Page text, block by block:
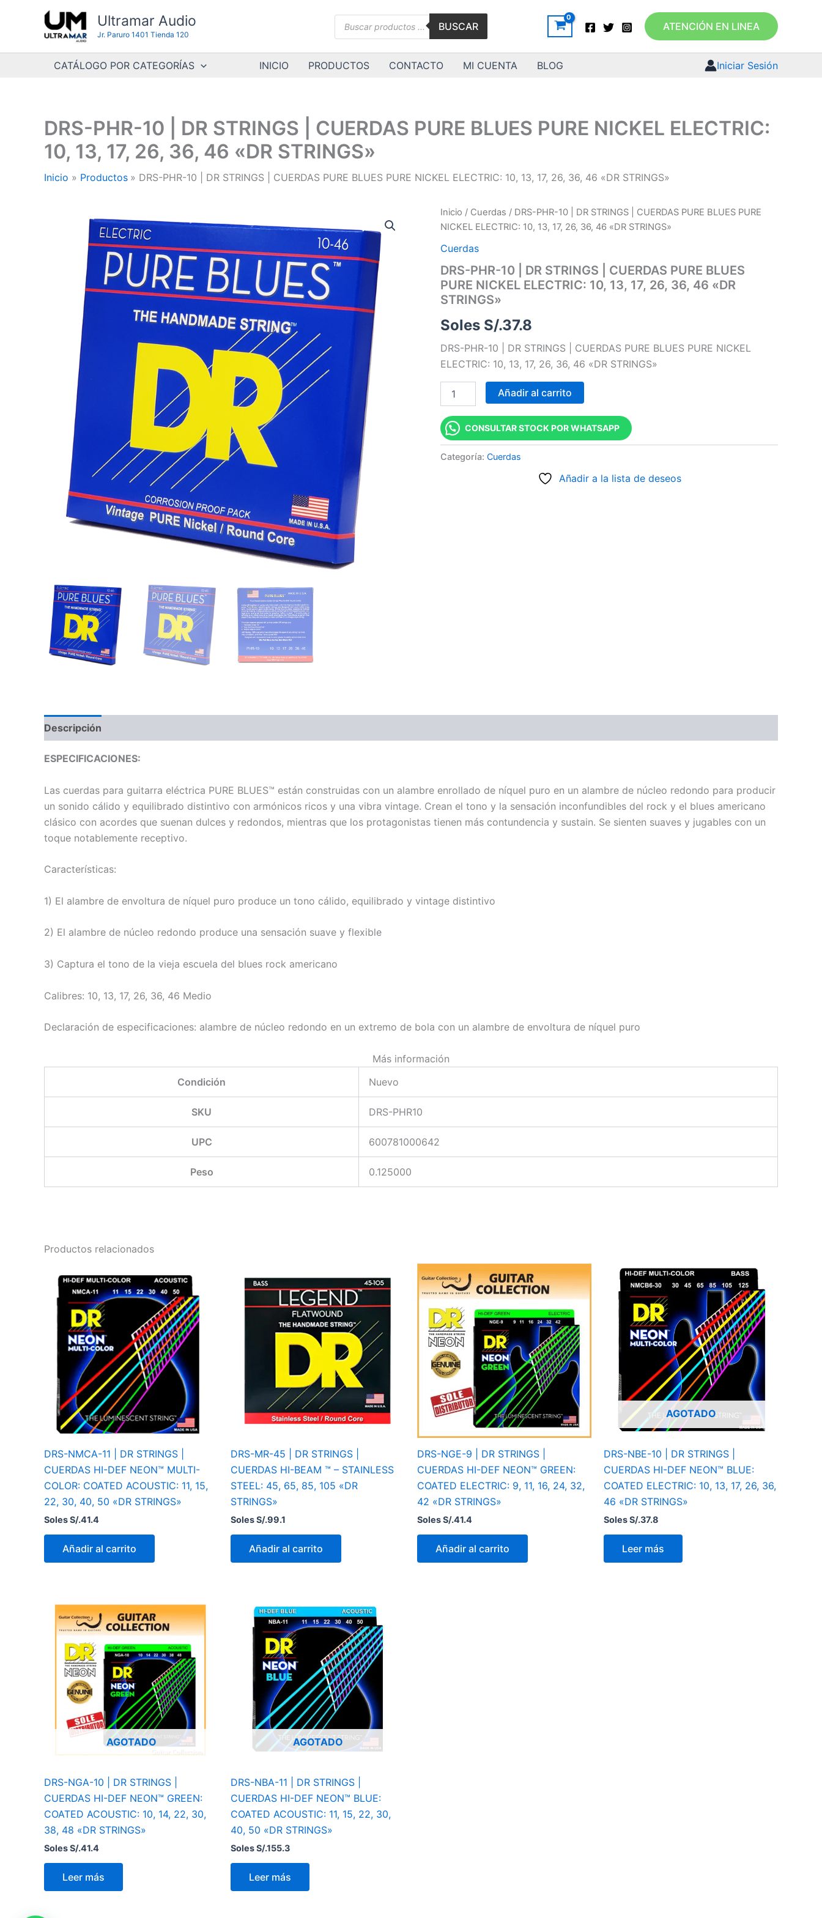
contenido
Ultramar Audio
Jr. Paruro 1401 Tienda 120
Búsqueda
BUSCAR ATENCIÓN EN LINEA
CATÁLOGO POR CATEGORÍAS INICIO PRODUCTOS CONTACTO MI CUENTA BLOG Iniciar Sesión
DRS-PHR-10 | DR STRINGS | CUERDAS PURE BLUES PURE NICKEL ELECTRIC:
10, 13, 17, 26, 36, 46 «DR STRINGS»
Inicio Productos DRS-PHR-10 | DR STRINGS | CUERDAS PURE BLUES PURE NICKEL ELECTRIC: 10, 13, 17, 26, 36, 46 «DR STRINGS»
Inicio / Cuerdas / DRS-PHR-10 | DR STRINGS | CUERDAS PURE BLUES PURE
NICKEL ELECTRIC: 10, 13, 17, 26, 36, 46 «DR STRINGS»
Cuerdas
DRS-PHR-10 | DR STRINGS | CUERDAS PURE BLUES
PURE NICKEL ELECTRIC: 10, 13, 17, 26, 36, 46 «DR
STRINGS»
Soles S/.37.8
DRS-PHR-10 | DR STRINGS | CUERDAS PURE BLUES PURE NICKEL
ELECTRIC: 10, 13, 17, 26, 36, 46 «DR STRINGS»
DRS-
PHR-
|
STRINGS
|
CUERDAS
PURE
BLUES
PURE
NICKEL
10,
13,
26,
36,
46
"DR
STRINGS"
Añadir al carrito
CONSULTAR STOCK POR WHATSAPP
Categoría: Cuerdas
Añadir a la lista de deseos
Descripción
ESPECIFICACIONES:
Las cuerdas para guitarra eléctrica PURE BLUES™ están construidas con un alambre enrollado de níquel puro en un alambre de núcleo redondo para producir
un sonido cálido y equilibrado distintivo con armónicos ricos y una vibra vintage. Crean el tono y la sensación inconfundibles del rock y el blues americano
clásico con acordes que suenan dulces y redondos, mientras que los protagonistas tienen más contundencia y sustain. Se sienten suaves y jugables con un
toque notablemente receptivo.
Características:
1) El alambre de envoltura de níquel puro produce un tono cálido, equilibrado y vintage distintivo
2) El alambre de núcleo redondo produce una sensación suave y flexible
3) Captura el tono de la vieja escuela del blues rock americano
Calibres: 10, 13, 17, 26, 36, 46 Medio
Declaración de especificaciones: alambre de núcleo redondo en un extremo de bola con un alambre de envoltura de níquel puro
Más información
Condición
Nuevo
SKU DRS-PHR10
UPC 600781000642
Peso 0.125000
Productos relacionados
DRS-NMCA-11 | DR STRINGS |
CUERDAS HI-DEF NEON™ MULTI-
COLOR: COATED ACOUSTIC: 11, 15,
22, 30, 40, 50 «DR STRINGS»
Soles S/.41.4
Añadir al carrito
DRS-MR-45 | DR STRINGS |
CUERDAS HI-BEAM ™ – STAINLESS
STEEL: 45, 65, 85, 105 «DR
STRINGS»
Soles S/.99.1
Añadir al carrito
DRS-NGE-9 | DR STRINGS |
CUERDAS HI-DEF NEON™ GREEN:
COATED ELECTRIC: 9, 11, 16, 24, 32,
42 «DR STRINGS»
Soles S/.41.4
Añadir al carrito
AGOTADO
DRS-NBE-10 | DR STRINGS |
CUERDAS HI-DEF NEON™ BLUE:
COATED ELECTRIC: 10, 13, 17, 26, 36,
46 «DR STRINGS»
Soles S/.37.8
Leer más
AGOTADO
DRS-NGA-10 | DR STRINGS |
CUERDAS HI-DEF NEON™ GREEN:
COATED ACOUSTIC: 10, 14, 22, 30,
38, 48 «DR STRINGS»
Soles S/.41.4
Leer más
AGOTADO
DRS-NBA-11 | DR STRINGS |
CUERDAS HI-DEF NEON™ BLUE:
COATED ACOUSTIC: 11, 15, 22, 30,
40, 50 «DR STRINGS»
Soles S/.155.3
Leer más